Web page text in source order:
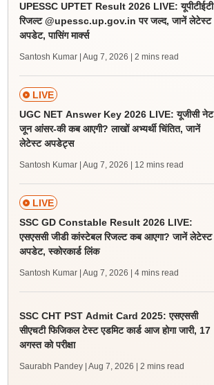
UPESSC UPTET Result 2026 LIVE: यूपीटीईटी
रिजल्ट @upessc.up.gov.in पर जल्द, जानें लेटेस्ट
अपडेट, पासिंग मार्क्स
Santosh Kumar | Aug 7, 2026 | 2 mins read
LIVE
UGC NET Answer Key 2026 LIVE: यूजीसी नेट
जून आंसर-की कब आएगी? लाखों अभ्यर्थी चिंतित, जानें
लेटेस्ट अपडेट्स
Santosh Kumar | Aug 7, 2026 | 12 mins read
LIVE
SSC GD Constable Result 2026 LIVE:
एसएससी जीडी कांस्टेबल रिजल्ट कब आएगा? जानें लेटेस्ट
अपडेट, स्कोरकार्ड लिंक
Santosh Kumar | Aug 7, 2026 | 4 mins read
SSC CHT PST Admit Card 2025: एसएससी
सीएचटी फिजिकल टेस्ट एडमिट कार्ड आज होगा जारी, 17
अगस्त को परीक्षा
Saurabh Pandey | Aug 7, 2026 | 2 mins read